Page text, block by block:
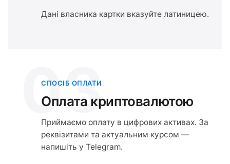
Дані власника картки вказуйте латиницею.
03
СПОСІБ ОПЛАТИ
Оплата криптовалютою
Приймаємо оплату в цифрових активах. За
реквізитами та актуальним курсом —
напишіть у Telegram.